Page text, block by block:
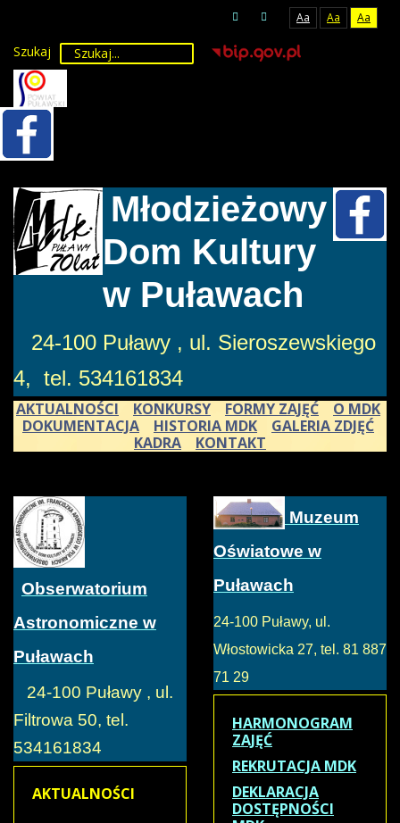
Aa Aa Aa
Szukaj
Młodzieżowy
Dom Kultury
w Puławach
24-100 Puławy , ul. Sieroszewskiego
4, tel. 534161834
AKTUALNOŚCI KONKURSY FORMY ZAJĘĆ
O MDK
DOKUMENTACJA
HISTORIA MDK
GALERIA ZDJĘĆ
KADRA
KONTAKT
Obserwatorium
Astronomiczne w
Puławach
24-100 Puławy , ul.
Filtrowa 50, tel.
534161834
AKTUALNOŚCI
Muzeum
Oświatowe w
Puławach
24-100 Puławy, ul.
Włostowicka 27, tel. 81 887
71 29
HARMONOGRAM
ZAJĘĆ
REKRUTACJA MDK
DEKLARACJA
DOSTĘPNOŚCI